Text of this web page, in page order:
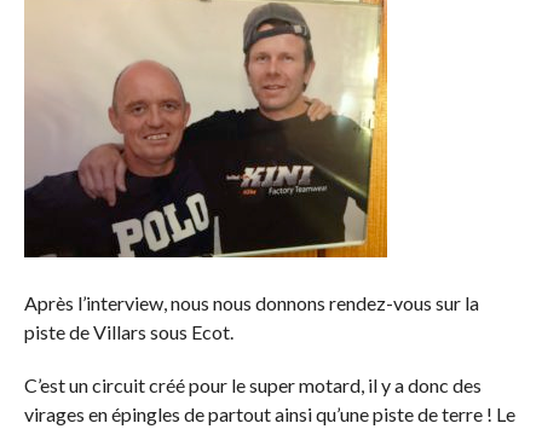
Après l’interview, nous nous donnons rendez-vous sur la
piste de Villars sous Ecot.
C’est un circuit créé pour le super motard, il y a donc des
virages en épingles de partout ainsi qu’une piste de terre ! Le